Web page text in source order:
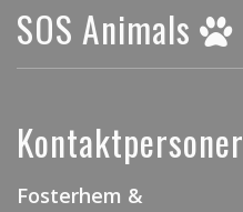
SOS Animals
Kontaktpersoner
Fosterhem &